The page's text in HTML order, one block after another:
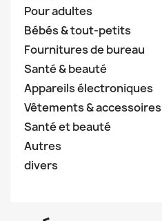
Pour adultes
Bébés & tout-petits
Fournitures de bureau
Santé & beauté
Appareils électroniques
Vêtements & accessoires
Santé et beauté
Autres
divers